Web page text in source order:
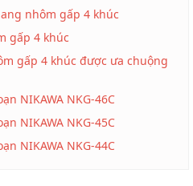
nhôm gấp 4 khúc
gấp 4 khúc
gấp 4 khúc được ưa chuộng
NIKAWA NKG-46C
NIKAWA NKG-45C
NIKAWA NKG-44C